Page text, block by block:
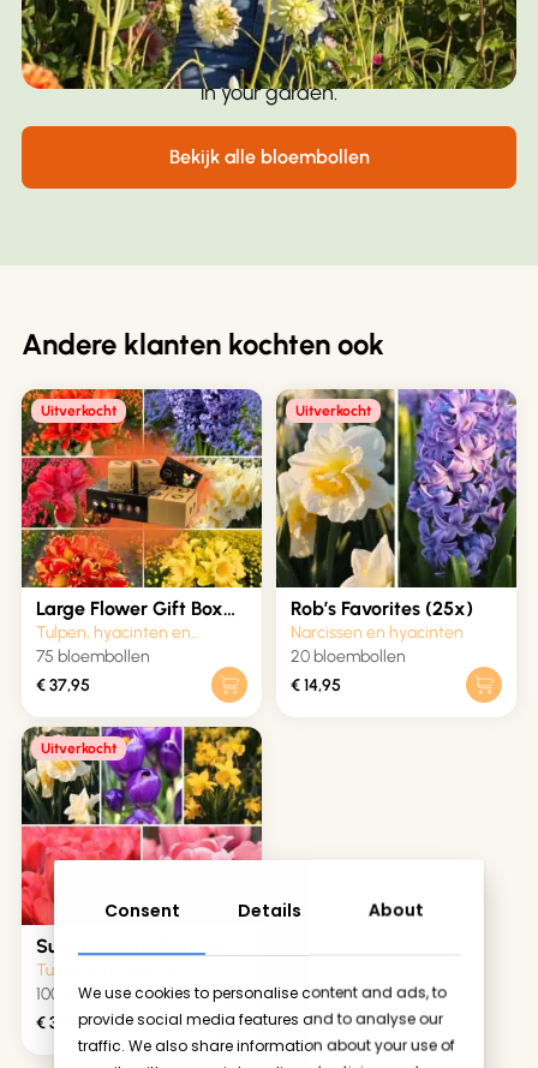
Consent Details About
We use cookies to personalise content and ads, to
provide social media features and to analyse our
traffic. We also share information about your use of
Geen producten in de winkelwagen.
priority: we choose only strong, healthy tubers. This
way, you can enjoy beautiful, long-blooming flowers
in your garden.
Bekijk alle bloembollen
Andere klanten kochten ook
Uitverkocht
Large Flower Gift Box
(75x)
Tulpen, hyacinten en
narcissen
75 bloembollen
€37,95
Uitverkocht
Rob’s Favorites (25x)
Narcissen en hyacinten
20 bloembollen
€14,95
Uitverkocht
Super Lasting Wild Mix
(100x)
Tulpen, narcissen en
krokussen
100 bloembollen
€36,95